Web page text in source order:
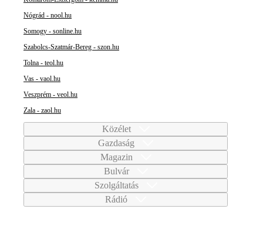
Nógrád - nool.hu
Somogy - sonline.hu
Szabolcs-Szatmár-Bereg - szon.hu
Tolna - teol.hu
Vas - vaol.hu
Veszprém - veol.hu
Zala - zaol.hu
Közélet
Gazdaság
Magazin
Bulvár
Szolgáltatás
Rádió